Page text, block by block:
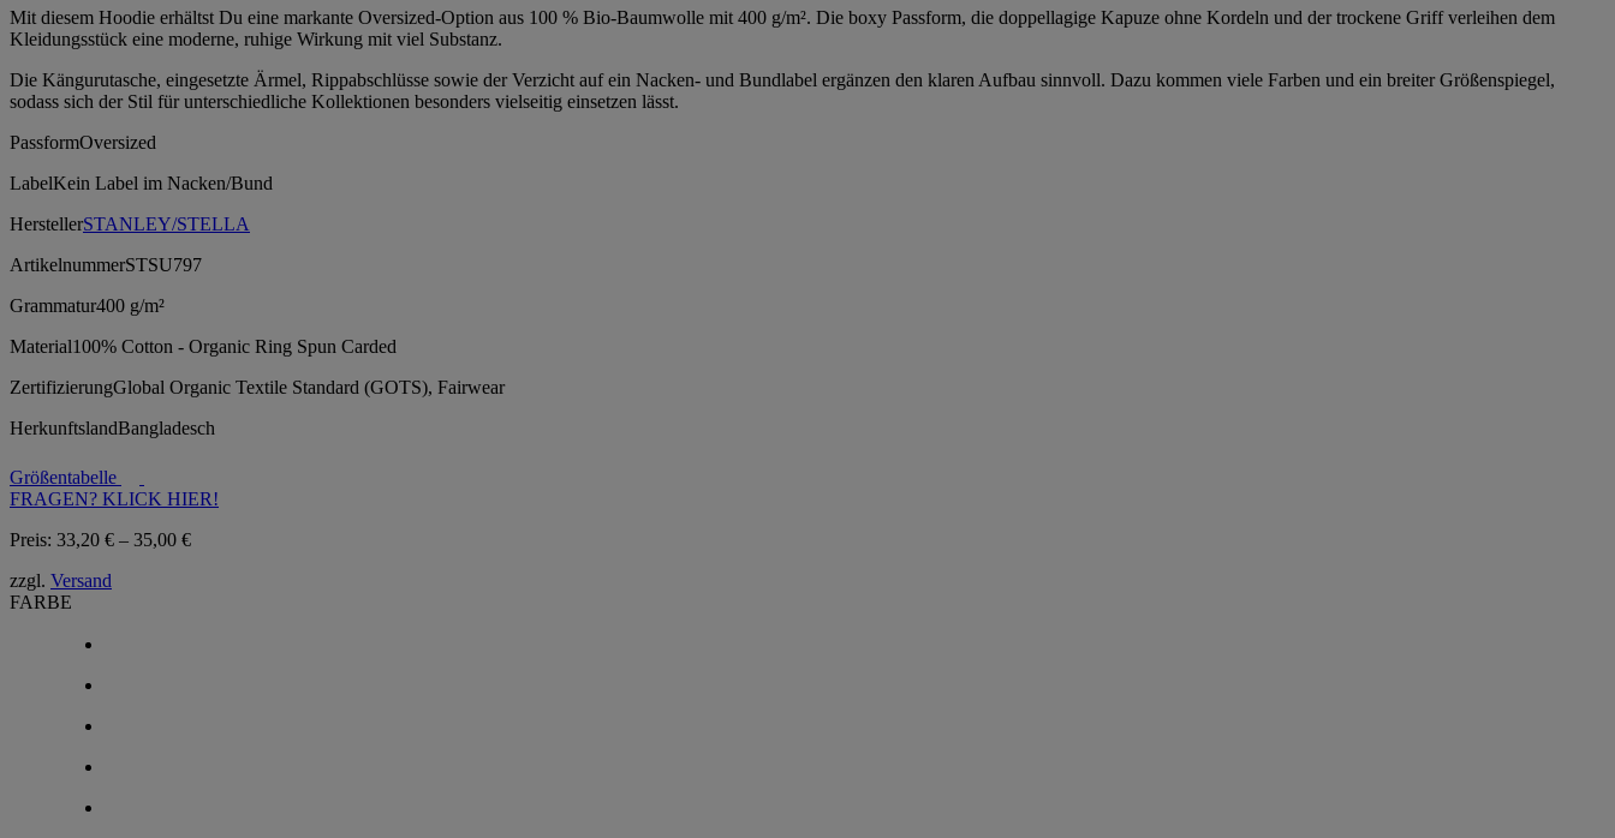
Mit diesem Hoodie erhältst Du eine markante Oversized-Option aus 100 % Bio-Baumwolle mit 400 g/m². Die boxy Passform, die doppellagige Kapuze ohne Kordeln und der trockene Griff verleihen dem
Kleidungsstück eine moderne, ruhige Wirkung mit viel Substanz.
Die Kängurutasche, eingesetzte Ärmel, Rippabschlüsse sowie der Verzicht auf ein Nacken- und Bundlabel ergänzen den klaren Aufbau sinnvoll. Dazu kommen viele Farben und ein breiter Größenspiegel,
sodass sich der Stil für unterschiedliche Kollektionen besonders vielseitig einsetzen lässt.
PassformOversized
LabelKein Label im Nacken/Bund
HerstellerSTANLEY/STELLA
ArtikelnummerSTSU797
Grammatur400 g/m²
Material100% Cotton - Organic Ring Spun Carded
ZertifizierungGlobal Organic Textile Standard (GOTS), Fairwear
HerkunftslandBangladesch
Größentabelle
FRAGEN? KLICK HIER!
Preis: 33,20 € – 35,00 €Preisspanne:
zzgl. Versand
FARBE